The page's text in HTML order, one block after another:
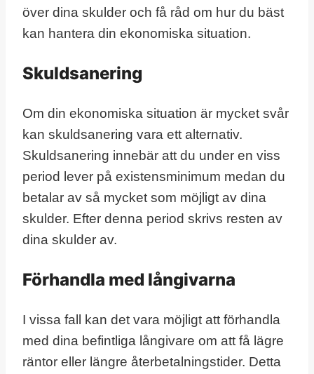
över dina skulder och få råd om hur du bäst
kan hantera din ekonomiska situation.
Skuldsanering
Om din ekonomiska situation är mycket svår
kan skuldsanering vara ett alternativ.
Skuldsanering innebär att du under en viss
period lever på existensminimum medan du
betalar av så mycket som möjligt av dina
skulder. Efter denna period skrivs resten av
dina skulder av.
Förhandla med långivarna
I vissa fall kan det vara möjligt att förhandla
med dina befintliga långivare om att få lägre
räntor eller längre återbetalningstider. Detta